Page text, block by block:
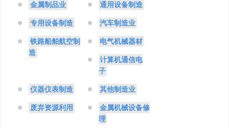
金属制品业 通用设备制造
专用设备制造 汽车制造业
铁路船舶航空制
造
电气机械器材
计算机通信电
子
仪器仪表制造 其他制造业
废弃资源利用
金属机械设备修
理